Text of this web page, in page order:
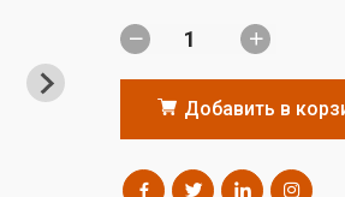
Добавить в